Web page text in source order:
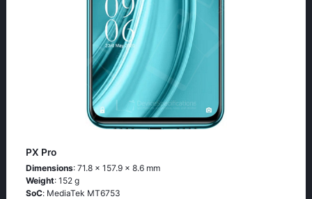
PX Pro
Dimensions: 71.8 x 157.9 x 8.6 mm
Weight: 152 g
SoC: МеdiаТеk МТ6753